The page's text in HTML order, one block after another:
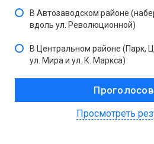
В Автозаводском районе
вдоль ул. Революционной)
В Центральном районе (Парк,
ул. Мира и ул. К. Маркса)
Просмотреть